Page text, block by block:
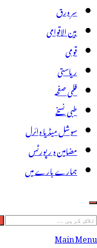
سر ورق
بین الاقوامی
قومی
ریاستی
فلمی صفحہ
طبی نسخے
سوشل میڈیا وائرل
مضامین و رپورٹس
ہمارے بارے میں
تلاش
کریں
Main Menu